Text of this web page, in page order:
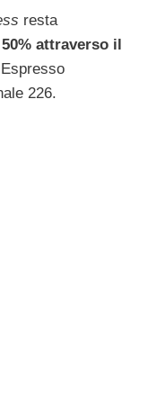
resta
attraverso il
226.